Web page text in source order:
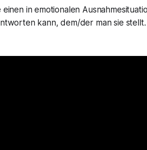
in emotionalen
kann, dem/der man sie